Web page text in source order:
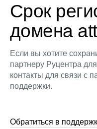
Срок
домена
Если вы хотите
партнеру Руцентра
контакты для связи с
поддержки.
Обратиться в